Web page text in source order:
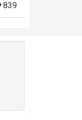
839